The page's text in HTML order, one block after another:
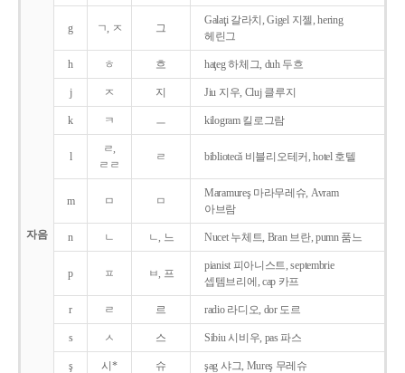
자음
g ㄱ, ㅈ 그
Galaţi 갈라치, Gigel 지젤, hering
헤린그
h ㅎ 흐 haţeg 하체그, duh 두흐
j ㅈ 지 Jiu 지우, Cluj 클루지
k ㅋ ㅡ kilogram 킬로그람
l
ㄹ,
ㄹㄹ
ㄹ bibliotecǎ 비블리오테커, hotel 호텔
m ㅁ ㅁ
Maramureş 마라무레슈, Avram
아브람
n ㄴ ㄴ, 느 Nucet 누체트, Bran 브란, pumn 품느
p ㅍ ㅂ, 프
pianist 피아니스트, septembrie
셉템브리에, cap 카프
r ㄹ 르 radio 라디오, dor 도르
s ㅅ 스 Sibiu 시비우, pas 파스
ş 시* 슈 şag 샤그, Mureş 무레슈